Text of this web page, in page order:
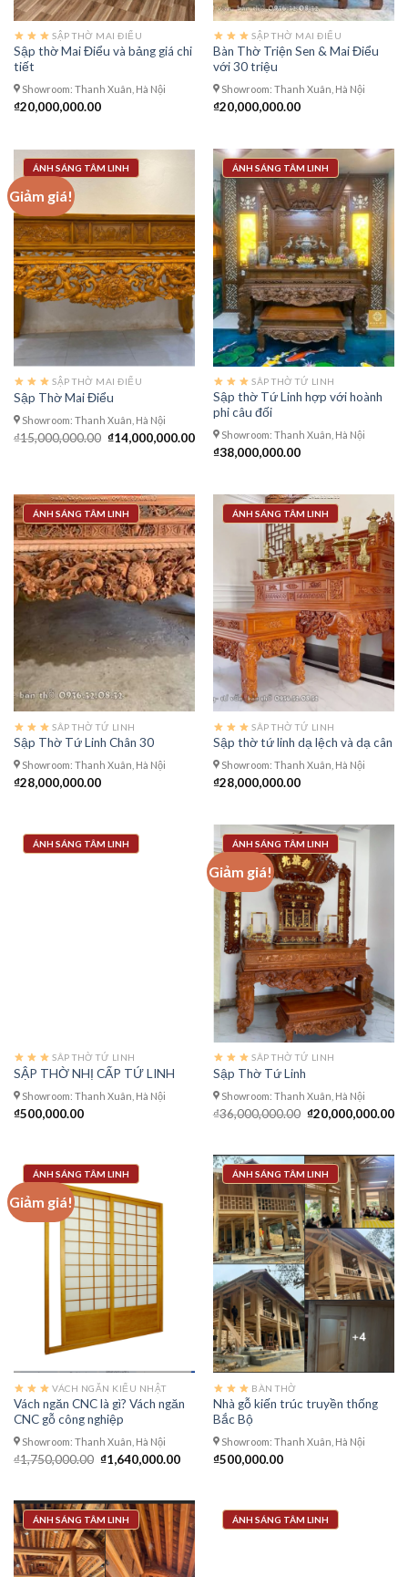
SẬP THỜ MAI ĐIỂU
Sập thờ Mai Điểu và bảng giá chi
tiết
Showroom: Thanh Xuân, Hà Nội
₫20,000,000.00
SẬP THỜ MAI ĐIỂU
Bàn Thờ Triện Sen & Mai Điểu
với 30 triệu
Showroom: Thanh Xuân, Hà Nội
₫20,000,000.00
Giảm giá!
ÁNH SÁNG TÂM LINH
SẬP THỜ MAI ĐIỂU
Sập Thờ Mai Điểu
Showroom: Thanh Xuân, Hà Nội
₫15,000,000.00 Giá
₫14,000,000.00Giá
hiện
ÁNH SÁNG TÂM LINH
SÂP THỜ TỨ LINH
Sập thờ Tứ Linh hợp với hoành
phi câu đối
Showroom: Thanh Xuân, Hà Nội
₫38,000,000.00
ÁNH SÁNG TÂM LINH
SÂP THỜ TỨ LINH
Sập Thờ Tứ Linh Chân 30
Showroom: Thanh Xuân, Hà Nội
₫28,000,000.00
ÁNH SÁNG TÂM LINH
SÂP THỜ TỨ LINH
Sập thờ tứ linh dạ lệch và dạ cân
Showroom: Thanh Xuân, Hà Nội
₫28,000,000.00
ÁNH SÁNG TÂM LINH
SÂP THỜ TỨ LINH
SẬP THỜ NHỊ CẤP TỨ LINH
Showroom: Thanh Xuân, Hà Nội
₫500,000.00
Giảm giá!
ÁNH SÁNG TÂM LINH
SÂP THỜ TỨ LINH
Sập Thờ Tứ Linh
Showroom: Thanh Xuân, Hà Nội
₫36,000,000.00 Giá
₫20,000,000.00
Giảm giá!
ÁNH SÁNG TÂM LINH
VÁCH NGĂN KIỂU NHẬT
Vách ngăn CNC là gì? Vách ngăn
CNC gỗ công nghiệp
Showroom: Thanh Xuân, Hà Nội
₫1,750,000.00 Giá
gốc
₫1,640,000.00Giá
₫1,640,000.00.
ÁNH SÁNG TÂM LINH
BÀN THỜ
Nhà gỗ kiến trúc truyền thống
Bắc Bộ
Showroom: Thanh Xuân, Hà Nội
₫500,000.00
ÁNH SÁNG TÂM LINH ÁNH SÁNG TÂM LINH